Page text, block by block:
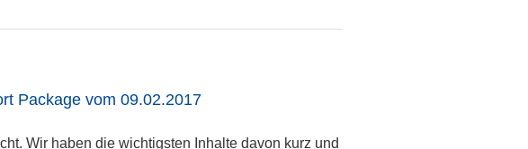
Package vom 09.02.2017
Wir haben die wichtigsten Inhalte davon kurz und